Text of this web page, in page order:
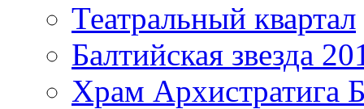
Театральный квартал
Балтийская звезда
Храм